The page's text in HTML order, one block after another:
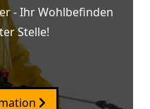
- Ihr Wohlbefinden
Stelle!